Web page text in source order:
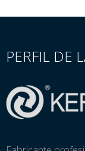
PERFIL DE